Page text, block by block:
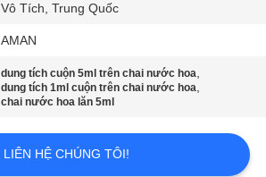
Vô Tích, Trung Quốc
AMAN
dung tích cuộn 5ml trên chai nước hoa,
dung tích 1ml cuộn trên chai nước hoa,
chai nước hoa lăn 5ml
LIÊN HỆ CHÚNG TÔI!